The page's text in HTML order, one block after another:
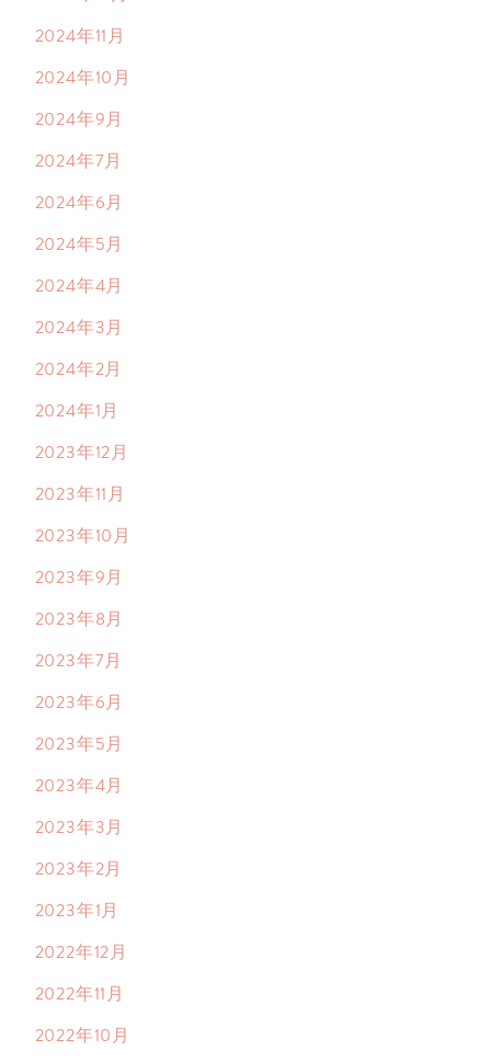
2024年11月
2024年10月
2024年9月
2024年7月
2024年6月
2024年5月
2024年4月
2024年3月
2024年2月
2024年1月
2023年12月
2023年11月
2023年10月
2023年9月
2023年8月
2023年7月
2023年6月
2023年5月
2023年4月
2023年3月
2023年2月
2023年1月
2022年12月
2022年11月
2022年10月